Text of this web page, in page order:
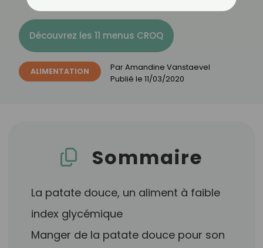
Découvrez les 11 menus CROQ
ALIMENTATION ParAmandine Vanstaevel
Publié le 11/03/2020
Sommaire
La patate douce, un aliment à faible
index glycémique
Manger de la patate douce pour son